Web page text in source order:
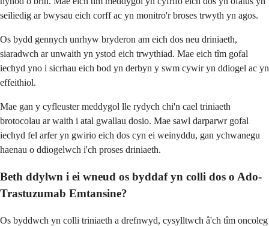
seiliedig ar bwysau eich corff ac yn monitro'r broses trwyth yn agos.
Os bydd gennych unrhyw bryderon am eich dos neu driniaeth,
siaradwch ar unwaith yn ystod eich trwythiad. Mae eich tîm gofal
iechyd yno i sicrhau eich bod yn derbyn y swm cywir yn ddiogel ac yn
effeithiol.
Mae gan y cyfleuster meddygol lle rydych chi'n cael triniaeth
brotocolau ar waith i atal gwallau dosio. Mae sawl darparwr gofal
iechyd fel arfer yn gwirio eich dos cyn ei weinyddu, gan ychwanegu
haenau o ddiogelwch i'ch proses driniaeth.
Beth ddylwn i ei wneud os byddaf yn colli dos o Ado-
Trastuzumab Emtansine?
Os byddwch yn colli triniaeth a drefnwyd, cysylltwch â'ch tîm oncoleg